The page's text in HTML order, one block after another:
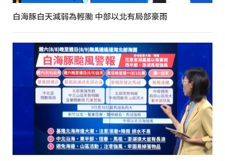
白海豚白天減弱為輕颱 中部以北有局部豪雨